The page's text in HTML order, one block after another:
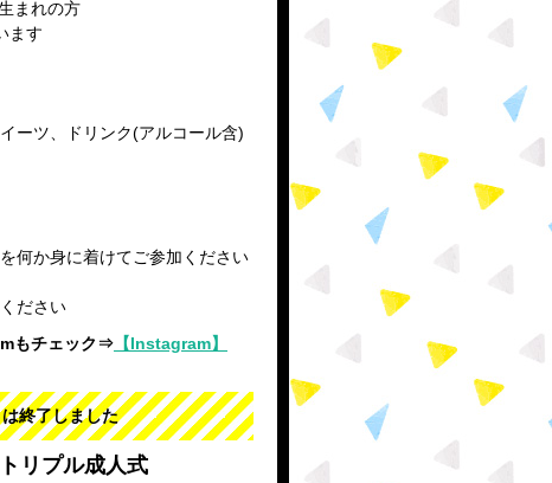
まれの方
ます
ーツ、ドリンク(アルコール含)
何か身に着けてご参加ください
ださい
もチェック⇒ 【Instagram】
終了しました
リプル成人式